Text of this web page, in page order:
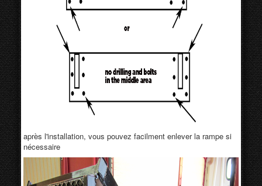
après l'installation, vous pouvez facilment enlever la rampe si
nécessaire